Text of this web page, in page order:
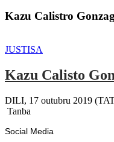
Kazu Calistro
JUSTISA
Kazu Calisto
DILI, 17 outubru 2019
Tanba
Social Media